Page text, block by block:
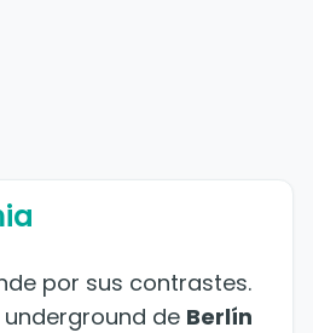
por sus contrastes.
de Berlín